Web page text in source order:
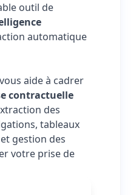
outil de
automatique
aide à cadrer
contractuelle
des
tableaux
gestion des
votre prise de